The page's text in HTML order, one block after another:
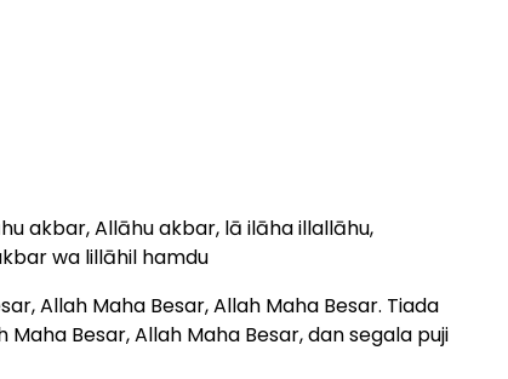
akbar, Allāhu akbar, lā ilāha illallāhu,
wa lillāhil hamdu
Allah Maha Besar, Allah Maha Besar. Tiada
Maha Besar, Allah Maha Besar, dan segala puji